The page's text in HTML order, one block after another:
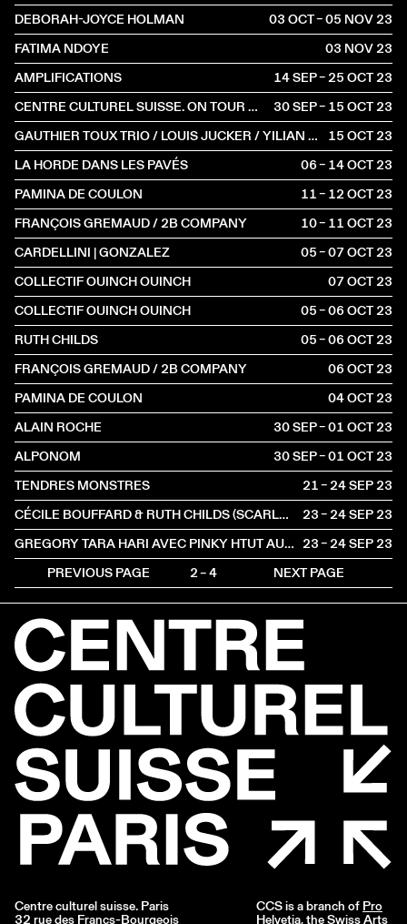
DEBORAH-JOYCE HOLMAN
03 OCT – 05 NOV2023
FATIMA NDOYE
03 NOV2023
AMPLIFICATIONS
14 SEP – 25 OCT2023
CENTRE CULTUREL SUISSE. ON TOUR À BORDEAUX
30 SEP – 15 OCT2023
GAUTHIER TOUX TRIO / LOUIS JUCKER / YILIAN CAÑIZARES
15 OCT2023
LA HORDE DANS LES PAVÉS
06 – 14 OCT2023
PAMINA DE COULON
11 – 12 OCT2023
FRANÇOIS GREMAUD / 2B COMPANY
10 – 11 OCT2023
CARDELLINI | GONZALEZ
05 – 07 OCT2023
COLLECTIF OUINCH OUINCH
07 OCT2023
COLLECTIF OUINCH OUINCH
05 – 06 OCT2023
RUTH CHILDS
05 – 06 OCT2023
FRANÇOIS GREMAUD / 2B COMPANY
06 OCT2023
PAMINA DE COULON
04 OCT2023
ALAIN ROCHE
30 SEP – 01 OCT2023
ALPONOM
30 SEP – 01 OCT2023
TENDRES MONSTRES
21 – 24 SEP2023
CÉCILE BOUFFARD & RUTH CHILDS (SCARLETT'S)
23 – 24 SEP2023
GREGORY TARA HARI AVEC PINKY HTUT AUNG 23 – 24 SEP2023
PREVIOUS PAGE
2 – 4 NEXT PAGE
Centre culturel suisse. Paris
32 rue des Francs-Bourgeois
CCS is a branch of Pro
Helvetia, the Swiss Arts